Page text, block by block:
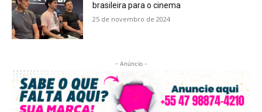
brasileira para o cinema
25 de novembro de 2024
- Anúncio -